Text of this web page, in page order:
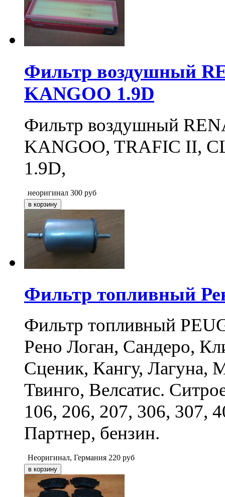
Фильтр воздушный
KANGOO 1.9D
Фильтр воздушный
KANGOO, TRAFIC II,
1.9D,
неоригинал 300 руб
Фильтр топливный
Фильтр топливный
Рено Логан, Сандеро,
Сценик, Кангу, Лагуна,
Твинго, Велсатис.
106, 206, 207, 306, 307,
Партнер, бензин.
Неоригинал, Германия 220 руб